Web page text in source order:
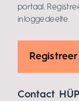
portaal.
inloggedeelte.
Registreer
Contact